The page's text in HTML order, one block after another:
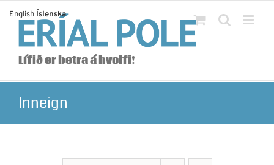
content
Lífið er betra á hvolfi!
Inneign
English Íslenska